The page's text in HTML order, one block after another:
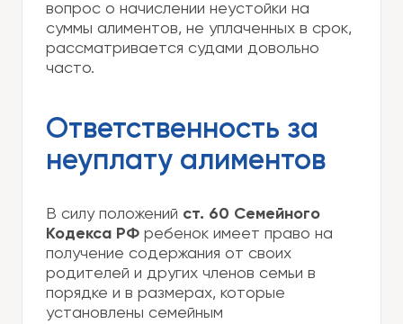
вопрос о начислении неустойки на
суммы алиментов, не уплаченных в срок,
рассматривается судами довольно
часто.
Ответственность за
неуплату алиментов
В силу положений ст. 60 Семейного
Кодекса РФ ребенок имеет право на
получение содержания от своих
родителей и других членов семьи в
порядке и в размерах, которые
установлены семейным